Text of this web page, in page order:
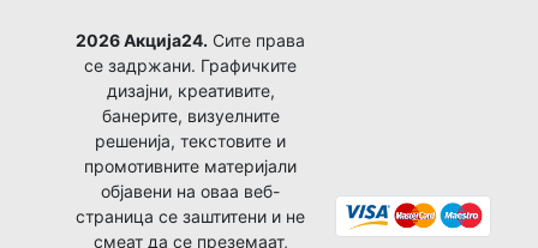
2026 Акција24. Сите права
се задржани. Графичките
дизајни, креативите,
банерите, визуелните
решенија, текстовите и
промотивните материјали
објавени на оваа веб-
страница се заштитени и не
смеат да се преземаат,